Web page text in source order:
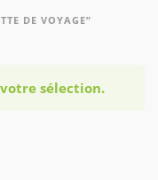
DE VOYAGE”
sélection.